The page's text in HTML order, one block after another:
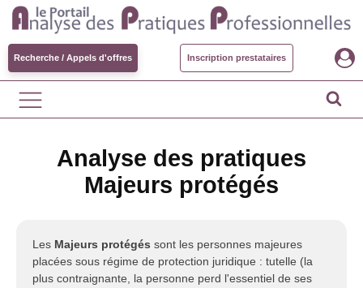
Recherche / Appels d'offres Inscription prestataires
Analyse des pratiques
Majeurs protégés
Les Majeurs protégés sont les personnes majeures
placées sous régime de protection juridique : tutelle (la
plus contraignante, la personne perd l'essentiel de ses